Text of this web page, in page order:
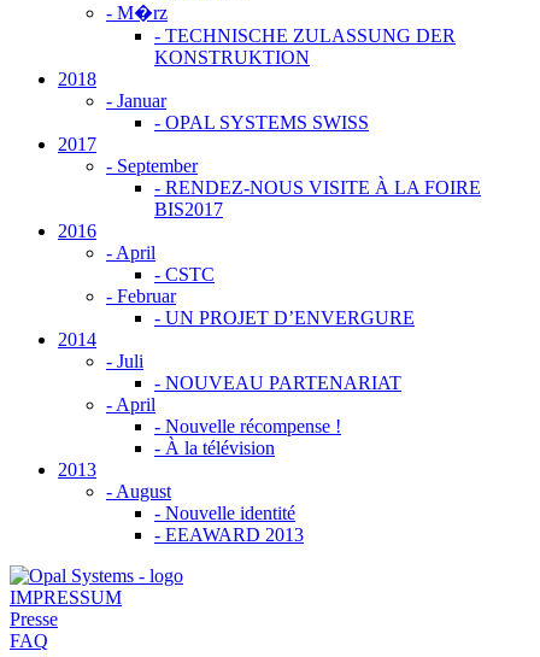
- M�rz
- TECHNISCHE ZULASSUNG DER
KONSTRUKTION
2018
- Januar
- OPAL SYSTEMS SWISS
2017
- September
- RENDEZ-NOUS VISITE À LA FOIRE
BIS2017
2016
- April
- CSTC
- Februar
- UN PROJET D’ENVERGURE
2014
- Juli
- NOUVEAU PARTENARIAT
- April
- Nouvelle récompense !
- À la télévision
2013
- August
- Nouvelle identité
- EEAWARD 2013
IMPRESSUM
Presse
FAQ